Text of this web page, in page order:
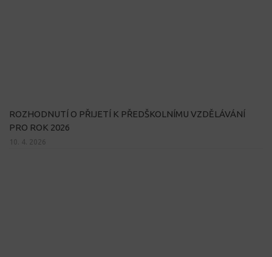
ROZHODNUTÍ O PŘIJETÍ K PŘEDŠKOLNÍMU VZDĚLÁVÁNÍ
PRO ROK 2026
10. 4. 2026